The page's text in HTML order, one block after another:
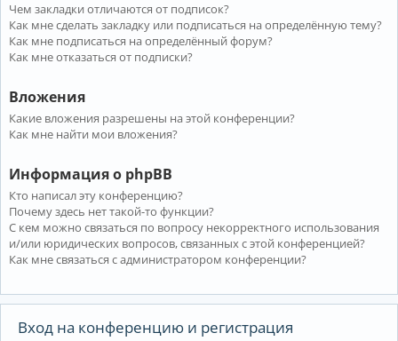
Чем закладки отличаются от подписок?
Как мне сделать закладку или подписаться на определённую тему?
Как мне подписаться на определённый форум?
Как мне отказаться от подписки?
Вложения
Какие вложения разрешены на этой конференции?
Как мне найти мои вложения?
Информация о phpBB
Кто написал эту конференцию?
Почему здесь нет такой-то функции?
С кем можно связаться по вопросу некорректного использования
и/или юридических вопросов, связанных с этой конференцией?
Как мне связаться с администратором конференции?
Вход на конференцию и регистрация